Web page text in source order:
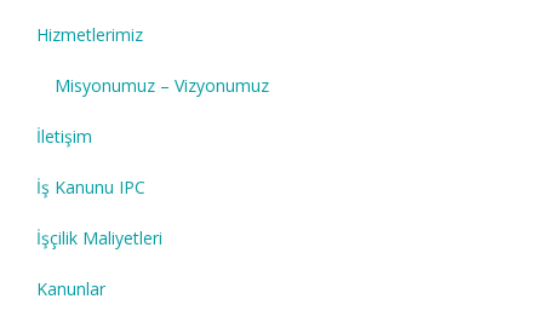
Hizmetlerimiz
Misyonumuz – Vizyonumuz
İletişim
İş Kanunu IPC
İşçilik Maliyetleri
Kanunlar